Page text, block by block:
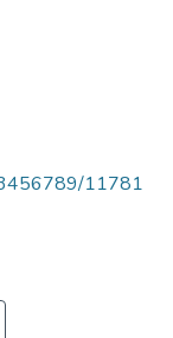
11781